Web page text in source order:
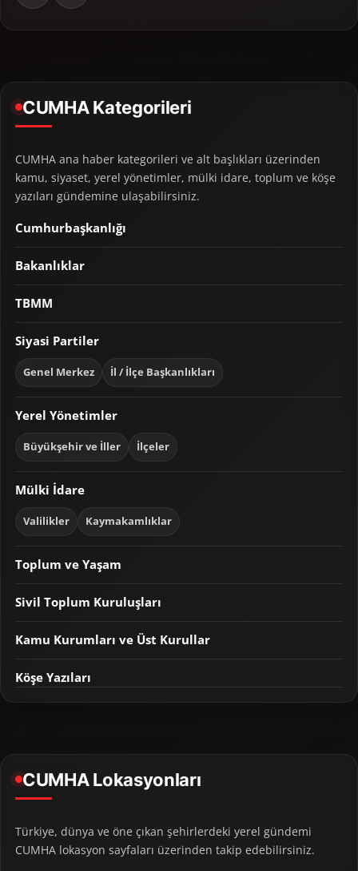
CUMHA Kategorileri
CUMHA ana haber kategorileri ve alt başlıkları üzerinden
kamu, siyaset, yerel yönetimler, mülki idare, toplum ve köşe
yazıları gündemine ulaşabilirsiniz.
Cumhurbaşkanlığı
Bakanlıklar
TBMM
Siyasi Partiler
Genel Merkez İl / İlçe Başkanlıkları
Yerel Yönetimler
Büyükşehir ve İller İlçeler
Mülki İdare
Valilikler Kaymakamlıklar
Toplum ve Yaşam
Sivil Toplum Kuruluşları
Kamu Kurumları ve Üst Kurullar
Köşe Yazıları
CUMHA Lokasyonları
Türkiye, dünya ve öne çıkan şehirlerdeki yerel gündemi
CUMHA lokasyon sayfaları üzerinden takip edebilirsiniz.